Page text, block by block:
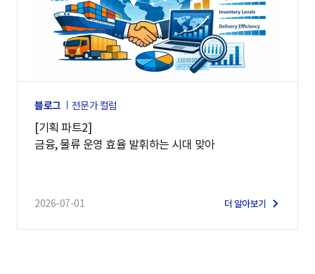
블로그 전문가 컬럼
[기획 파트2]
금융, 물류 운영 효율 발휘하는 시대 맞아
2026-07-01 더 알아보기